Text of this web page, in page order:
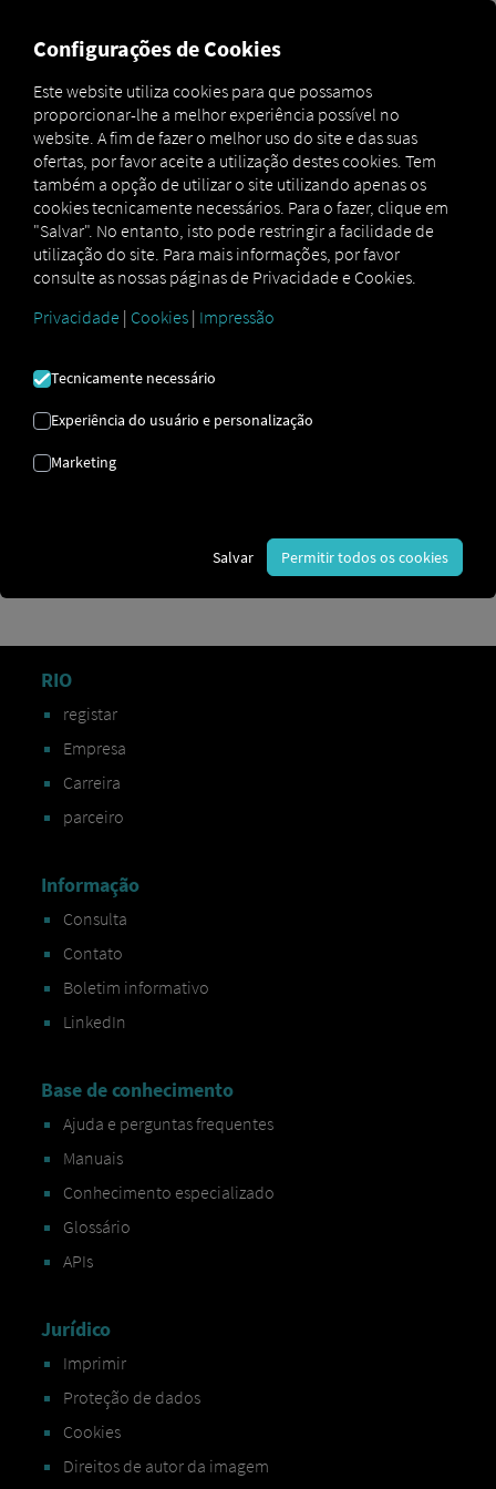
Glossar Was sind Tachographendaten?
DADOS DO
TACÓGRAFO
Os dados do tacógrafo sãoregistados pelo tacógrafo
processamento.
analisados ​​ou transferidos para outros sistemas de
terceiros, como software de processamento de salários.
Exemplos de dados do tacógrafo incluem:
Tempos de condução e descanso
RIO
registar
Empresa
Carreira
parceiro
Informação
Consulta
Contato
Boletim informativo
LinkedIn
Base de conhecimento
Ajuda e perguntas frequentes
Manuais
Conhecimento especializado
Glossário
APIs
Jurídico
Imprimir
Proteção de dados
Cookies
Direitos de autor da imagem
Configurações de Cookies
Este website utiliza cookies para que possamos
proporcionar-lhe a melhor experiência possível no
website. A fim de fazer o melhor uso do site e das suas
ofertas, por favor aceite a utilização destes cookies. Tem
também a opção de utilizar o site utilizando apenas os
cookies tecnicamente necessários. Para o fazer, clique em
"Salvar". No entanto, isto pode restringir a facilidade de
utilização do site. Para mais informações, por favor
consulte as nossas páginas de Privacidade e Cookies.
Privacidade | Cookies | Impressão
Tecnicamente necessário
Experiência do usuário e personalização
Marketing
Salvar Permitir todos os cookies